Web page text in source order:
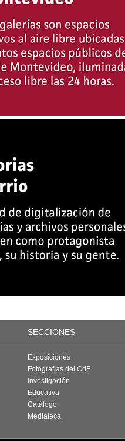
SECCIONES
Exposiciones
Fotografías del CdF
Investigación
Educativa
Catálogo
Mediateca